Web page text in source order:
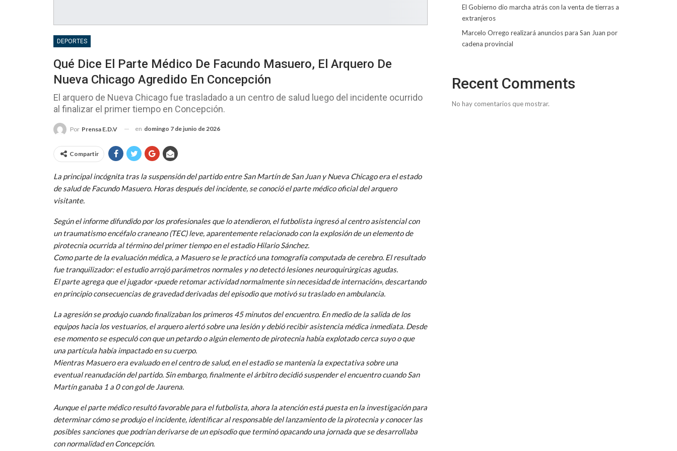
DEPORTES
Qué Dice El Parte Médico De Facundo Masuero, El Arquero De
Nueva Chicago Agredido En Concepción
El arquero de Nueva Chicago fue trasladado a un centro de salud luego del incidente ocurrido
al finalizar el primer tiempo en Concepción.
Por Prensa E.D.V en domingo 7 de junio de 2026
Compartir
La principal incógnita tras la suspensión del partido entre San Martín de San Juan y Nueva Chicago era el estado
de salud de Facundo Masuero. Horas después del incidente, se conoció el parte médico oficial del arquero
visitante.
Según el informe difundido por los profesionales que lo atendieron, el futbolista ingresó al centro asistencial con
un traumatismo encéfalo craneano (TEC) leve, aparentemente relacionado con la explosión de un elemento de
pirotecnia ocurrida al término del primer tiempo en el estadio Hilario Sánchez.
Como parte de la evaluación médica, a Masuero se le practicó una tomografía computada de cerebro. El resultado
fue tranquilizador: el estudio arrojó parámetros normales y no detectó lesiones neuroquirúrgicas agudas.
El parte agrega que el jugador «puede retomar actividad normalmente sin necesidad de internación», descartando
en principio consecuencias de gravedad derivadas del episodio que motivó su traslado en ambulancia.
La agresión se produjo cuando finalizaban los primeros 45 minutos del encuentro. En medio de la salida de los
equipos hacia los vestuarios, el arquero alertó sobre una lesión y debió recibir asistencia médica inmediata. Desde
ese momento se especuló con que un petardo o algún elemento de pirotecnia había explotado cerca suyo o que
una partícula había impactado en su cuerpo.
Mientras Masuero era evaluado en el centro de salud, en el estadio se mantenía la expectativa sobre una
eventual reanudación del partido. Sin embargo, finalmente el árbitro decidió suspender el encuentro cuando San
Martín ganaba 1 a 0 con gol de Jaurena.
Aunque el parte médico resultó favorable para el futbolista, ahora la atención está puesta en la investigación para
determinar cómo se produjo el incidente, identificar al responsable del lanzamiento de la pirotecnia y conocer las
posibles sanciones que podrían derivarse de un episodio que terminó opacando una jornada que se desarrollaba
con normalidad en Concepción.
El Gobierno dio marcha atrás con la venta de tierras a
extranjeros
Marcelo Orrego realizará anuncios para San Juan por
cadena provincial
Recent Comments
No hay comentarios que mostrar.